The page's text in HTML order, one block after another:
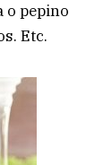
o pepino
Etc.